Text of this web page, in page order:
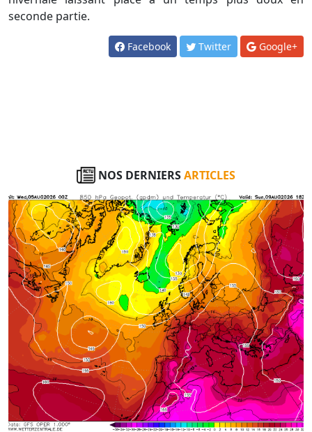
seconde partie.
Facebook Twitter Google+
NOS DERNIERSARTICLES